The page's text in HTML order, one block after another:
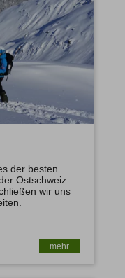
der besten
Ostschweiz.
wir uns
mehr